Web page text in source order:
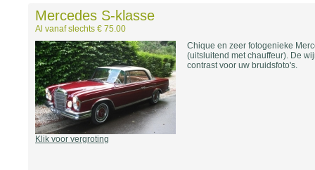
Mercedes S-klasse
Al vanaf slechts € 75.00
Klik voor vergroting
Chique en zeer fotogenieke
(uitsluitend met chauffeur). De
contrast voor uw bruidsfoto's.